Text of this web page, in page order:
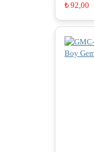
₺ 92,00